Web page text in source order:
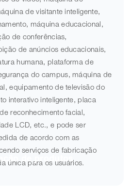
de produtos
de visitante inteligente,
máquina educacional,
de conferências,
de anúncios educacionais,
humana, plataforma de
do campus, máquina de
equipamento de televisão do
interativo inteligente, placa
reconhecimento facial,
LCD, etc., e pode ser
de acordo com as
serviços de fabricação
única para os usuários.